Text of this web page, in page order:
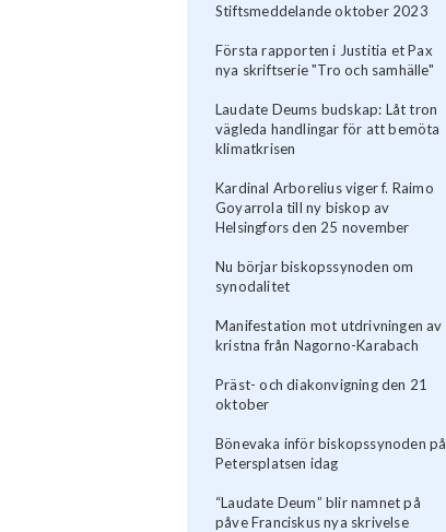
Stiftsmeddelande oktober 2023
Första rapporten i Justitia et Pax
nya skriftserie "Tro och samhälle"
Laudate Deums budskap: Låt tron
vägleda handlingar för att bemöta
klimatkrisen
Kardinal Arborelius viger f. Raimo
Goyarrola till ny biskop av
Helsingfors den 25 november
Nu börjar biskopssynoden om
synodalitet
Manifestation mot utdrivningen av
kristna från Nagorno-Karabach
Präst- och diakonvigning den 21
oktober
Bönevaka inför biskopssynoden på
Petersplatsen idag
“Laudate Deum” blir namnet på
påve Franciskus nya skrivelse